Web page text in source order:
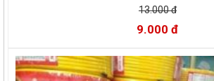
13.000 đ
9.000 đ